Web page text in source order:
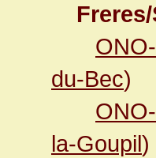
du-Bec)
la-Goupil)